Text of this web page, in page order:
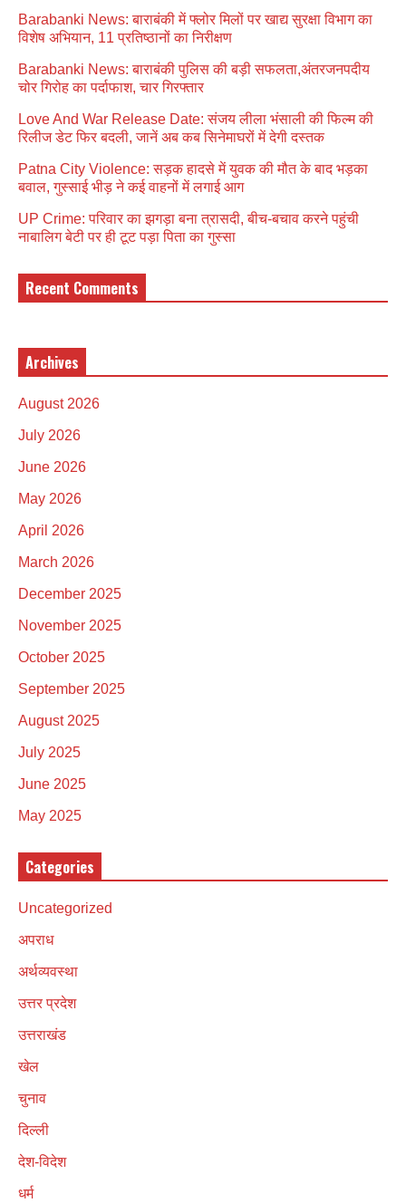
Barabanki News: बाराबंकी में फ्लोर मिलों पर खाद्य सुरक्षा विभाग का
विशेष अभियान, 11 प्रतिष्ठानों का निरीक्षण
Barabanki News: बाराबंकी पुलिस की बड़ी सफलता,अंतरजनपदीय
चोर गिरोह का पर्दाफाश, चार गिरफ्तार
Love And War Release Date: संजय लीला भंसाली की फिल्म की
रिलीज डेट फिर बदली, जानें अब कब सिनेमाघरों में देगी दस्तक
Patna City Violence: सड़क हादसे में युवक की मौत के बाद भड़का
बवाल, गुस्साई भीड़ ने कई वाहनों में लगाई आग
UP Crime: परिवार का झगड़ा बना त्रासदी, बीच-बचाव करने पहुंची
नाबालिग बेटी पर ही टूट पड़ा पिता का गुस्सा
Recent Comments
Archives
August 2026
July 2026
June 2026
May 2026
April 2026
March 2026
December 2025
November 2025
October 2025
September 2025
August 2025
July 2025
June 2025
May 2025
Categories
Uncategorized
अपराध
अर्थव्यवस्था
उत्तर प्रदेश
उत्तराखंड
खेल
चुनाव
दिल्ली
देश-विदेश
धर्म